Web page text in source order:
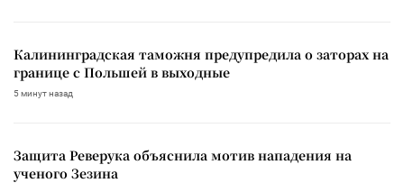
Калининградская таможня предупредила о заторах на
границе с Польшей в выходные
5 минут назад
Защита Реверука объяснила мотив нападения на
ученого Зезина